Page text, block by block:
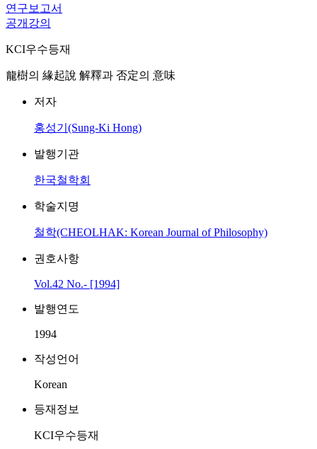
연구보고서
공개강의
KCI우수등재
龍樹의 緣起說 解釋과 否定의 意味
저자
홍성기(Sung-Ki Hong)
발행기관
한국철학회
학술지명
철학(CHEOLHAK: Korean Journal of Philosophy)
권호사항
Vol.42 No.- [1994]
발행연도
1994
작성언어
Korean
등재정보
KCI우수등재